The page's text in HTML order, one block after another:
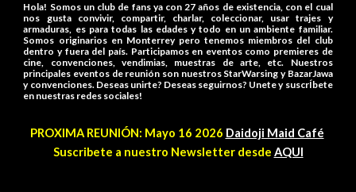
Hola! Somos un club de fans ya con 27 años de existencia, con el cual
nos gusta convivir, compartir, charlar, coleccionar, usar trajes y
armaduras, es para todas las edades y todo en un ambiente familiar.
Somos originarios en Monterrey pero tenemos miembros del club
dentro y fuera del país. Participamos en eventos como premieres de
cine, convenciones, vendimias, muestras de arte, etc. Nuestros
principales eventos de reunión son nuestros StarWarsing y BazarJawa
y convenciones. Deseas unirte? Deseas seguirnos? Unete y suscrÍbete
en nuestras redes sociales!
PROXIMA REUNIÓN: Mayo 16 2026 Daidoji Maid Café
Suscribete a nuestro Newsletter desde AQUI